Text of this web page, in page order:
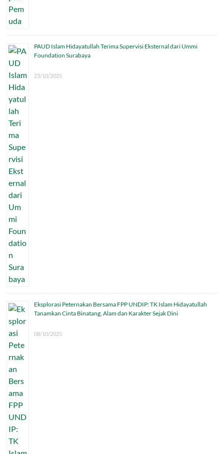
PAUD Islam Hidayatullah Terima Supervisi Eksternal dari Ummi
Foundation Surabaya
23/10/2025
Eksplorasi Peternakan Bersama FPP UNDIP: TK Islam Hidayatullah
Tanamkan Cinta Binatang, Alam dan Karakter Sejak Dini
08/10/2025